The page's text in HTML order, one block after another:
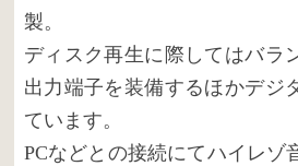
製。
ディスク再生に際してはバラ
出力端子を装備するほかデジ
ています。
PCなどとの接続にてハイレゾ